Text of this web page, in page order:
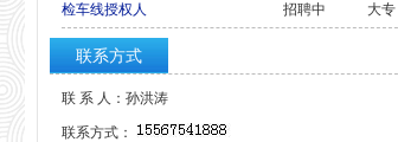
检车线授权人 招聘中 大专
联系方式
联 系 人：孙洪涛
联系方式：